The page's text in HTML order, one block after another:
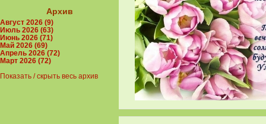
Архив
Август 2026 (9)
Июль 2026 (63)
Июнь 2026 (71)
Май 2026 (69)
Апрель 2026 (72)
Март 2026 (72)
Показать / скрыть весь архив